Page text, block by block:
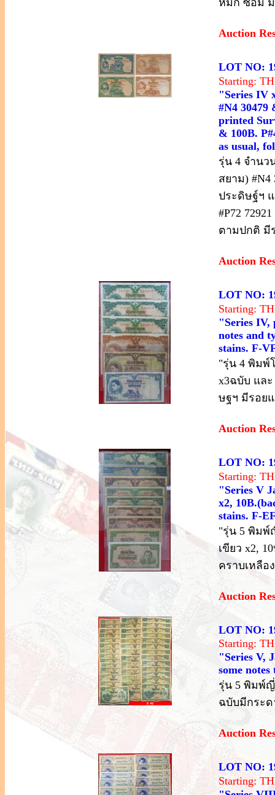
Auction
LOT NO:
Starting:
"Series IV
#N4 30479
printed
& 100B.
as usual,
รุ่น 4 จำนว
สยาม) #N4
ประดิษฐ์ฯ
#P72
ตามปกติ มี
Auction
LOT NO:
Starting:
"Series IV,
notes and
stains. F-
"รุ่น 4 พิมพ์
x3ฉบับ แล
ษฐฯ มีรอย
Auction
LOT NO:
Starting:
"Series V
x2,
stains. F-
"รุ่น 5 พิมพ์
เขียว x2,
คราบเหลือ
Auction
LOT NO:
Starting:
"Series V,
some
รุ่น 5 พิมพ์ญี่
ฉบับมีกระด
Auction
LOT NO:
Starting: